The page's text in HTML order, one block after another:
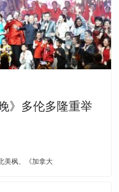
》多伦多隆重举
美枫、《加拿大